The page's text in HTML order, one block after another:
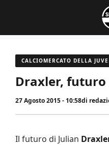
contenuto
CALCIOMERCATO DELLA
Draxler, futuro
27 Agosto 2015 - 10:58di
Il futuro di Julian